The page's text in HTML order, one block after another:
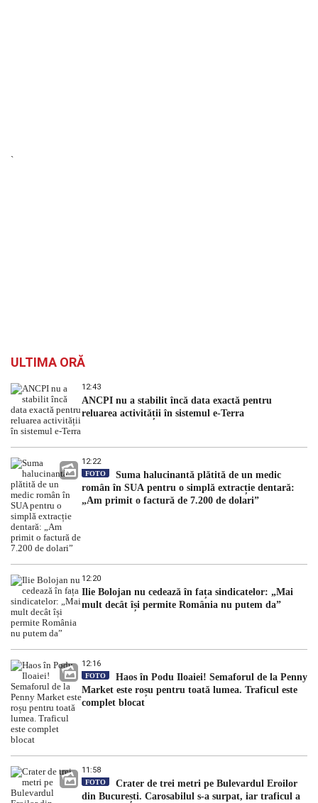
`
ULTIMA ORĂ
12:43
ANCPI nu a stabilit încă data exactă pentru
reluarea activității în sistemul e-Terra
12:22
FOTO
Suma halucinantă plătită de un medic
român în SUA pentru o simplă extracție dentară:
„Am primit o factură de 7.200 de dolari”
12:20
Ilie Bolojan nu cedează în fața sindicatelor: „Mai
mult decât își permite România nu putem da”
12:16
FOTO
Haos în Podu Iloaiei! Semaforul de la Penny
Market este roșu pentru toată lumea. Traficul este
complet blocat
11:58
FOTO
Crater de trei metri pe Bulevardul Eroilor
din București. Carosabilul s-a surpat, iar traficul a